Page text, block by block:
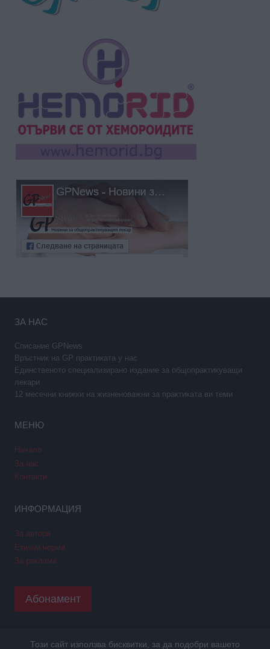
ЗА НАС
Списание GPNews
Връстник на GP практиката у нас
Единственото специализирано издание за общопрактикуващи
лекари
12 месечни книжки на жизненоважни за практиката ви теми
МЕНЮ
Начало
За нас
Контакти
ИНФОРМАЦИЯ
За автори
Етични норми
За реклама
Абонамент
Този сайт използва бисквитки, за да подобри вашето